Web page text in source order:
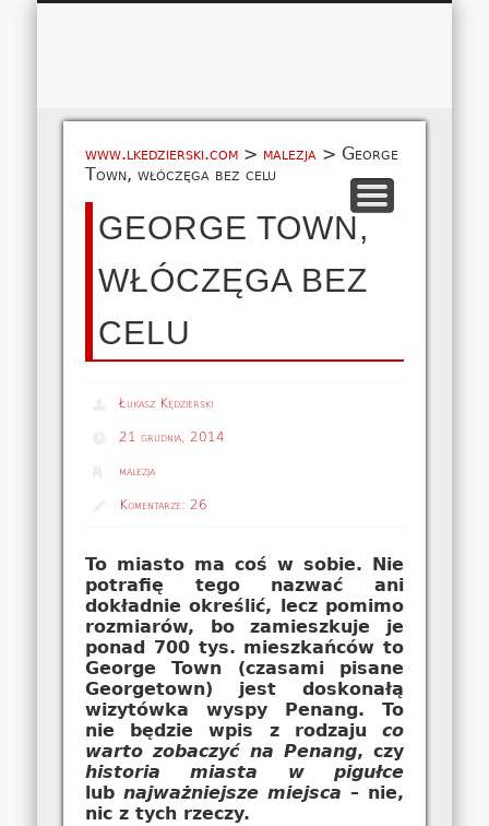
O NAS
EUROPA A-M
EUROPA N-Z
AZJA
AFRYKA
AMERYKA
OCEANIA
MAPA
WSPÓŁPRACA
KONTAKT
www.lkedzierski.com > malezja > George
Town, włóczęga bez celu
GEORGE TOWN,
WŁÓCZĘGA BEZ
CELU
Łukasz Kędzierski
21 grudnia, 2014
malezja
Komentarze:26
To miasto ma coś w sobie. Nie
potrafię tego nazwać ani
dokładnie określić, lecz pomimo
rozmiarów, bo zamieszkuje je
ponad 700 tys. mieszkańców to
George Town (czasami pisane
Georgetown) jest doskonałą
wizytówka wyspy Penang. To
nie będzie wpis z rodzaju co
warto zobaczyć na Penang, czy
historia miasta w pigułce
lubnajważniejsze miejsca – nie,
nic z tych rzeczy.